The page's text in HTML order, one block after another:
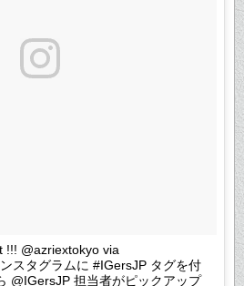
!!! @azriextokyo via
スタグラムに #IGersJP タグを付
@IGersJP 担当者がピックアップ